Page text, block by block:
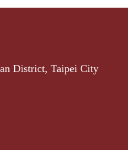
District, Taipei City